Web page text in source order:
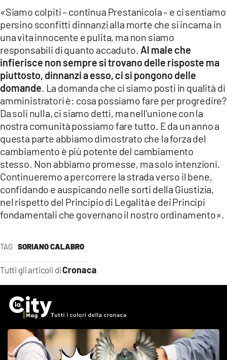
TAG SORIANO CALABRO
Tutti gli articoli diCronaca
«Siamo colpiti – continua Prestanicola – e ci sentiamo
persino sconfitti dinnanzi alla morte che si incarna in
una vita innocente e pulita, ma non siamo
responsabili di quanto accaduto. Al male che
infierisce non sempre si trovano delle risposte ma
piuttosto, dinnanzi a esso, ci si pongono delle
domande . La domanda che ci siamo posti in qualità di
amministratori è: cosa possiamo fare per progredire?
Da soli nulla, ci siamo detti, ma nell’unione con la
nostra comunità possiamo fare tutto. E da un anno a
questa parte abbiamo dimostrato che la forza del
cambiamento è più potente del cambiamento
stesso. Non abbiamo promesse, ma solo intenzioni.
Continueremo a percorrere la strada verso il bene,
confidando e auspicando nelle sorti della Giustizia,
nel rispetto del Principio di Legalità e dei Principi
fondamentali che governano il nostro ordinamento».